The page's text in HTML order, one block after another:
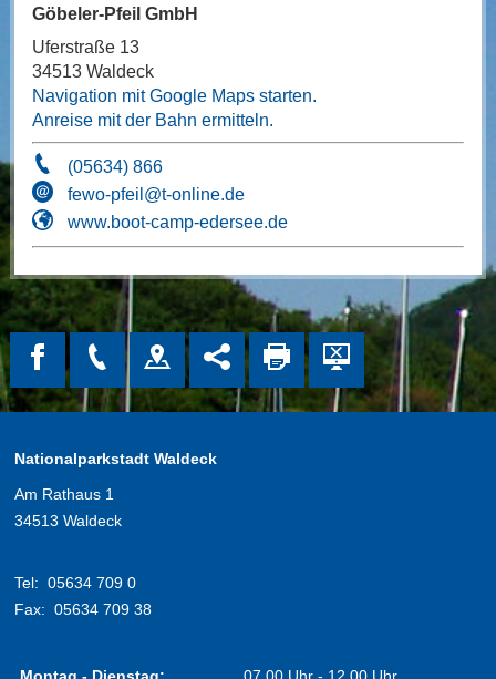
Göbeler-Pfeil GmbH
Uferstraße 13
34513 Waldeck
Navigation mit Google Maps starten.
Anreise mit der Bahn ermitteln.
(05634) 866
fewo-pfeil@t-online.de
www.boot-camp-edersee.de
Nationalparkstadt Waldeck
Am Rathaus 1
34513 Waldeck
Tel: 05634 709 0
Fax: 05634 709 38